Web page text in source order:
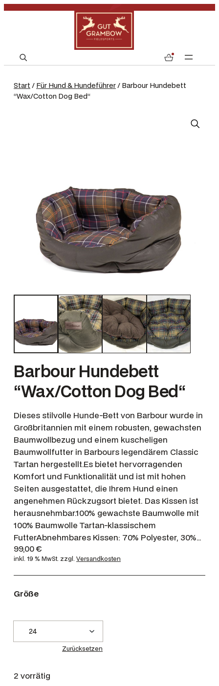
e
r
0
Start / Für Hund & Hundeführer / Barbour Hundebett
“Wax/Cotton Dog Bed“
Barbour Hundebett
“Wax/Cotton Dog Bed“
Dieses stilvolle Hunde-Bett von Barbour wurde in
Großbritannien mit einem robusten, gewachsten
Baumwollbezug und einem kuscheligen
Baumwollfutter in Barbours legendärem Classic
Tartan hergestellt.Es bietet hervorragenden
Komfort und Funktionalität und ist mit hohen
Seiten ausgestattet, die Ihrem Hund einen
angenehmen Rückzugsort bietet. Das Kissen ist
herausnehmbar.100% gewachste Baumwolle mit
100% Baumwolle Tartan-klassischem
FutterAbnehmbares Kissen: 70% Polyester, 30%…
99,00€
inkl. 19 % MwSt. zzgl. Versandkosten
Größe
Zurücksetzen
2 vorrätig